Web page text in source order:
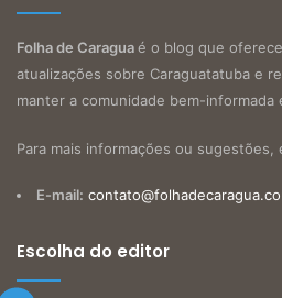
Folha de Caraguaé o blog que
atualizações sobre Caraguatatuba e
manter a comunidade bem-informada
Para mais informações ou
E-mail:
Escolha do editor